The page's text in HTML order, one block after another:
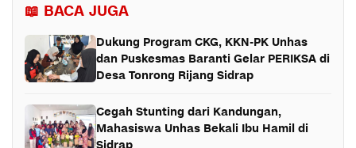
📖 BACA JUGA
Dukung Program CKG, KKN-PK Unhas
dan Puskesmas Baranti Gelar PERIKSA di
Desa Tonrong Rijang Sidrap
Cegah Stunting dari Kandungan,
Mahasiswa Unhas Bekali Ibu Hamil di